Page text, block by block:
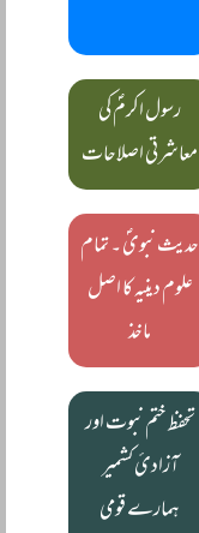
رسول اکرمؐ کی
معاشرتی اصلاحات
حدیث نبویؐ ۔ تمام
علوم دینیہ کا اصل
ماخذ
تحفظ ختم نبوت اور
آزادئ کشمیر
ہمارے قومی